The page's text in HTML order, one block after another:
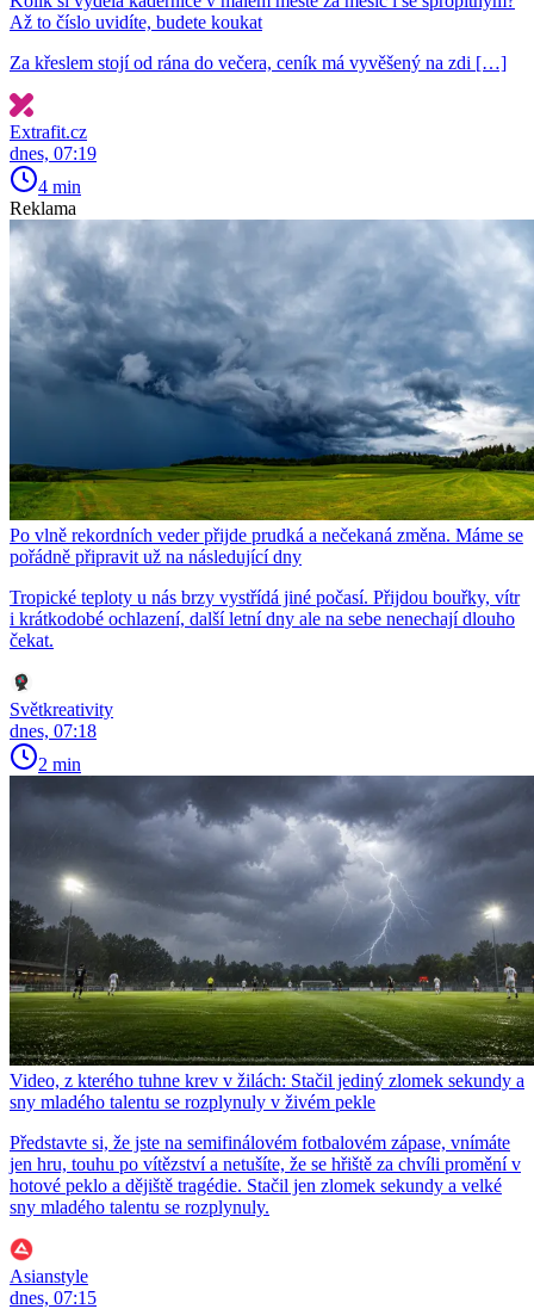
Až to číslo uvidíte, budete koukat
Za křeslem stojí od rána do večera, ceník má vyvěšený na zdi […]
Extrafit.cz
dnes, 07:19
4 min
Reklama
Po vlně rekordních veder přijde prudká a nečekaná změna. Máme se
pořádně připravit už na následující dny
Tropické teploty u nás brzy vystřídá jiné počasí. Přijdou bouřky, vítr
i krátkodobé ochlazení, další letní dny ale na sebe nenechají dlouho
čekat.
Světkreativity
dnes, 07:18
2 min
Video, z kterého tuhne krev v žilách: Stačil jediný zlomek sekundy a
sny mladého talentu se rozplynuly v živém pekle
Představte si, že jste na semifinálovém fotbalovém zápase, vnímáte
jen hru, touhu po vítězství a netušíte, že se hřiště za chvíli promění v
hotové peklo a dějiště tragédie. Stačil jen zlomek sekundy a velké
sny mladého talentu se rozplynuly.
Asianstyle
dnes, 07:15